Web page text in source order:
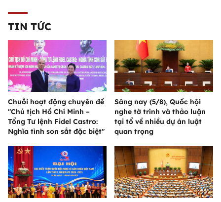
TIN TỨC
Chuỗi hoạt động chuyên đề
"Chủ tịch Hồ Chí Minh –
Tổng Tư lệnh Fidel Castro:
Nghĩa tình son sắt đặc biệt"
Sáng nay (5/8), Quốc hội
nghe tờ trình và thảo luận
tại tổ về nhiều dự án luật
quan trọng